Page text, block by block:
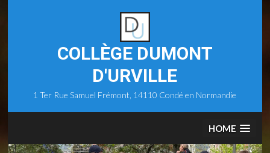
COLLÈGE DUMONT
D'URVILLE
1 Ter Rue Samuel Frémont, 14110 Condé en Normandie
HOME